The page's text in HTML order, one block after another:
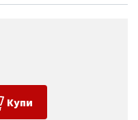
Купи